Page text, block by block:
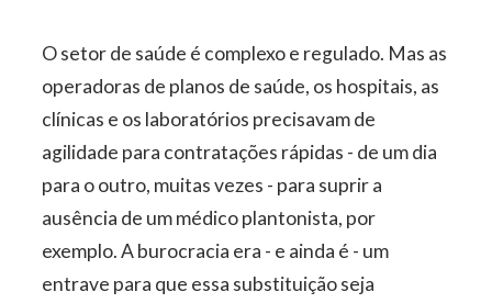
O setor de saúde é complexo e regulado. Mas as
operadoras de planos de saúde, os hospitais, as
clínicas e os laboratórios precisavam de
agilidade para contratações rápidas - de um dia
para o outro, muitas vezes - para suprir a
ausência de um médico plantonista, por
exemplo. A burocracia era - e ainda é - um
entrave para que essa substituição seja